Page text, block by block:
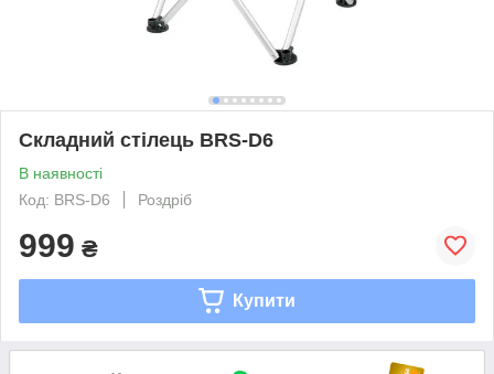
Складний стілець BRS-D6
В наявності
Код: BRS-D6
Роздріб
999 ₴
Купити